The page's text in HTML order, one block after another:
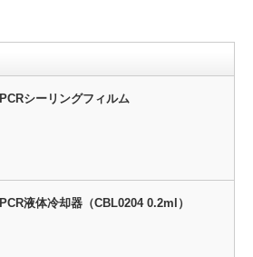
PCRシーリングフィルム
PCR液体冷却器（CBL0204 0.2ml）